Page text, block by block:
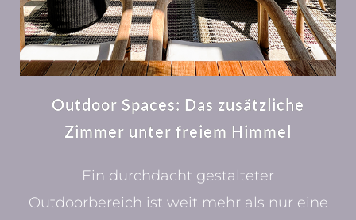
Outdoor Spaces: Das zusätzliche
Zimmer unter freiem Himmel
Ein durchdacht gestalteter
Outdoorbereich ist weit mehr als nur eine